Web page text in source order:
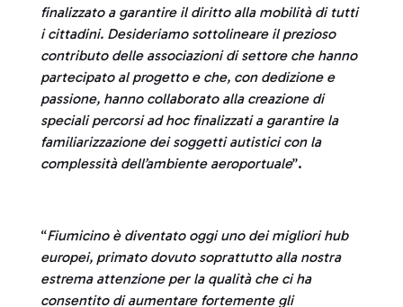
finalizzato a garantire il diritto alla mobilità di tutti
i cittadini. Desideriamo sottolineare il prezioso
contributo delle associazioni di settore che hanno
partecipato al progetto e che, con dedizione e
passione, hanno collaborato alla creazione di
speciali percorsi ad hoc finalizzati a garantire la
familiarizzazione dei soggetti autistici con la
complessità dell’ambiente aeroportuale”.
“Fiumicino è diventato oggi uno dei migliori hub
europei, primato dovuto soprattutto alla nostra
estrema attenzione per la qualità che ci ha
consentito di aumentare fortemente gli